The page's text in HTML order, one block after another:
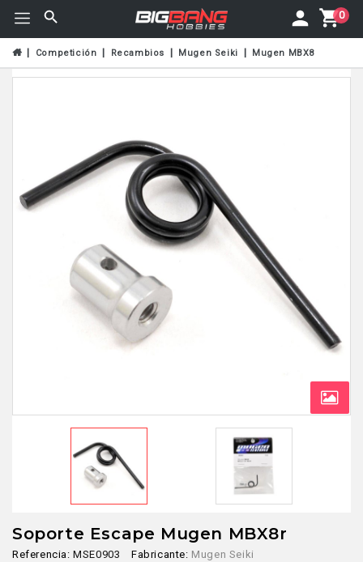
0
Competición Recambios Mugen Seiki Mugen MBX8
Soporte Escape Mugen MBX8r
Referencia: MSE0903 Fabricante: Mugen Seiki